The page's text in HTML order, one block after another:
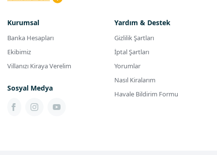
Kurumsal
Banka Hesapları
Ekibimiz
Villanızı Kiraya Verelim
Sosyal Medya
Yardım & Destek
Gizlilik Şartları
İptal Şartları
Yorumlar
Nasıl Kiralarım
Havale Bildirim Formu